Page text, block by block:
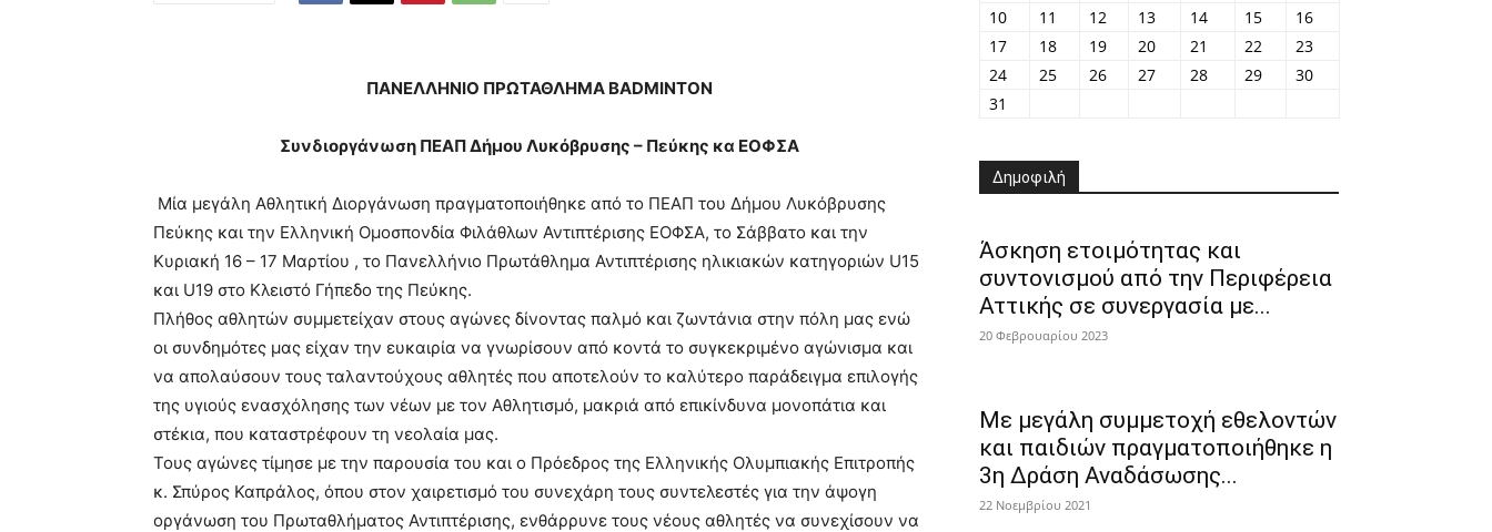
ΠΑΝΕΛΛΗΝΙΟ ΠΡΩΤΑΘΛΗΜΑ BADMINTON
Συνδιοργάνωση ΠΕΑΠ Δήμου Λυκόβρυσης – Πεύκης κα ΕΟΦΣΑ
Μία μεγάλη Αθλητική Διοργάνωση πραγματοποιήθηκε από το ΠΕΑΠ του Δήμου Λυκόβρυσης
Πεύκης και την Ελληνική Ομοσπονδία Φιλάθλων Αντιπτέρισης ΕΟΦΣΑ, το Σάββατο και την
Κυριακή 16 – 17 Μαρτίου , το Πανελλήνιο Πρωτάθλημα Αντιπτέρισης ηλικιακών κατηγοριών U15
και U19 στο Κλειστό Γήπεδο της Πεύκης.
Πλήθος αθλητών συμμετείχαν στους αγώνες δίνοντας παλμό και ζωντάνια στην πόλη μας ενώ
οι συνδημότες μας είχαν την ευκαιρία να γνωρίσουν από κοντά το συγκεκριμένο αγώνισμα και
να απολαύσουν τους ταλαντούχους αθλητές που αποτελούν το καλύτερο παράδειγμα επιλογής
της υγιούς ενασχόλησης των νέων με τον Αθλητισμό, μακριά από επικίνδυνα μονοπάτια και
στέκια, που καταστρέφουν τη νεολαία μας.
Τους αγώνες τίμησε με την παρουσία του και ο Πρόεδρος της Ελληνικής Ολυμπιακής Επιτροπής
κ. Σπύρος Καπράλος, όπου στον χαιρετισμό του συνεχάρη τους συντελεστές για την άψογη
οργάνωση του Πρωταθλήματος Αντιπτέρισης, ενθάρρυνε τους νέους αθλητές να συνεχίσουν να
10
11 12 13 14 15
16
17
18 19 20 21 22
23
24
25 26 27 28 29
30
31
Δημοφιλή
Άσκηση ετοιμότητας και
συντονισμού από την Περιφέρεια
Αττικής σε συνεργασία με...
20 Φεβρουαρίου 2023
Με μεγάλη συμμετοχή εθελοντών
και παιδιών πραγματοποιήθηκε η
3η Δράση Αναδάσωσης...
22 Νοεμβρίου 2021